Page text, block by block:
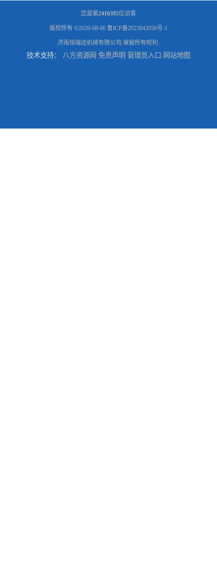
您是第2416395位访客
版权所有 ©2026-08-06 鲁ICP备2023042056号-1
济南恒瑞达机械有限公司 保留所有权利.
技术支持： 八方资源网 免责声明 管理员入口 网站地图